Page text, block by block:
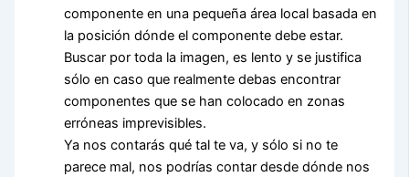
componente en una pequeña área local basada en
la posición dónde el componente debe estar.
Buscar por toda la imagen, es lento y se justifica
sólo en caso que realmente debas encontrar
componentes que se han colocado en zonas
erróneas imprevisibles.
Ya nos contarás qué tal te va, y sólo si no te
parece mal, nos podrías contar desde dónde nos